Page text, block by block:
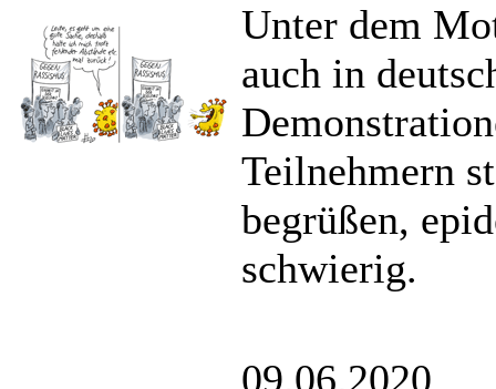
Unter dem
auch in
Teilnehmern
begrüßen,
schwierig.
09.06.2020